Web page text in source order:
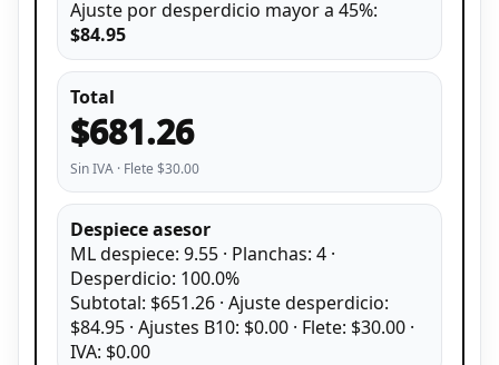
Ajuste por desperdicio mayor a 45%:
$84.95
Total
$681.26
Sin IVA · Flete $30.00
Despiece asesor
ML despiece: 9.55 · Planchas: 4 ·
Desperdicio: 100.0%
Subtotal: $651.26 · Ajuste desperdicio:
$84.95 · Ajustes B10: $0.00 · Flete: $30.00 ·
IVA: $0.00